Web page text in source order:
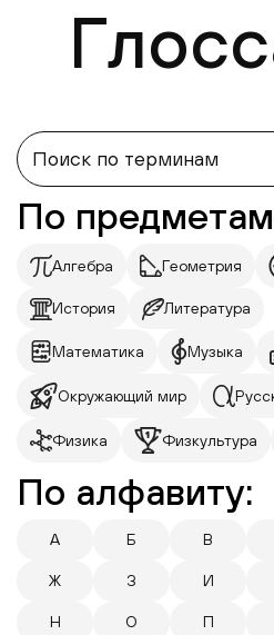
По
Алгебра Геометрия
История Литература
Математика Музыка
Окружающий мир
Физика Физкультура
По алфавиту:
А Б В
Ж З И
Н О П